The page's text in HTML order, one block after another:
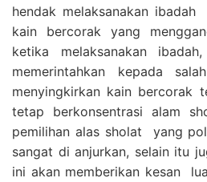
hendak melaksanakan
kain bercorak yang
ketika melaksanakan
memerintahkan kepada
menyingkirkan kain bercorak
tetap berkonsentrasi alam
pemilihan alas sholat yang
sangat di anjurkan, selain itu
ini akan memberikan kesan